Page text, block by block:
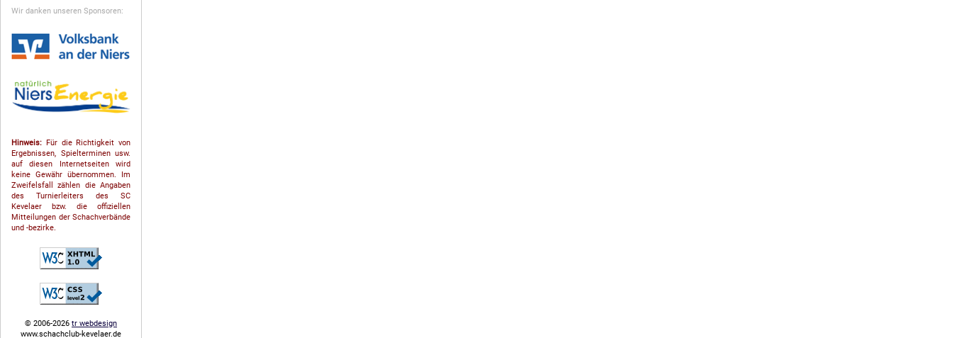
Wir danken unseren Sponsoren:
Hinweis: Für die Richtigkeit von
Ergebnissen, Spielterminen usw.
auf diesen Internetseiten wird
keine Gewähr übernommen. Im
Zweifelsfall zählen die Angaben
des Turnierleiters des SC
Kevelaer bzw. die offiziellen
Mitteilungen der Schach­ver­bände
und -bezirke.
© 2006-2026 tr webdesign
www.schachclub-kevelaer.de